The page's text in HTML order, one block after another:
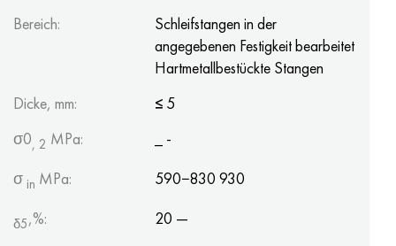
Bereich:
Schleifstangen in der
angegebenen Festigkeit bearbeitet
Hartmetallbestückte Stangen
Dicke, mm:
≤ 5
σ0, 2 MPa:
_ -
σ in MPa: 590−830 930
δ5,%:
20 —